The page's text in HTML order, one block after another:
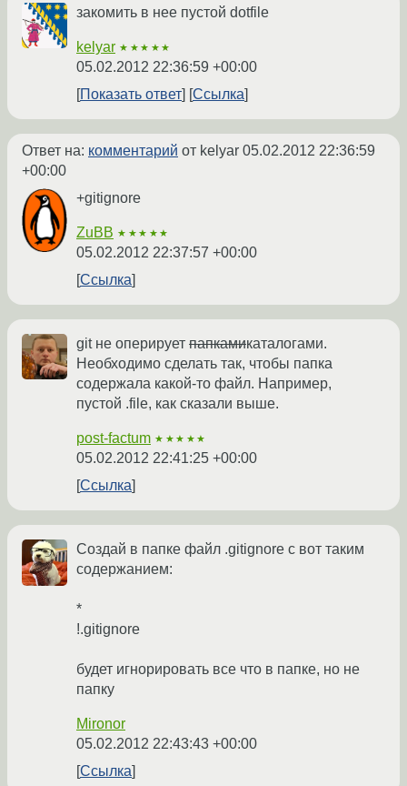
закомить в нее пустой dotfile
kelyar ★★★★★
05.02.2012 22:36:59 +00:00
Показать ответ
Ссылка
Ответ на: комментарий от kelyar 05.02.2012 22:36:59
+00:00
+gitignore
ZuBB ★★★★★
05.02.2012 22:37:57 +00:00
Ссылка
git не оперирует папкамикаталогами.
Необходимо сделать так, чтобы папка
содержала какой-то файл. Например,
пустой .file, как сказали выше.
post-factum ★★★★★
05.02.2012 22:41:25 +00:00
Ссылка
Создай в папке файл .gitignore с вот таким
содержанием:
*
!.gitignore
будет игнорировать все что в папке, но не
папку
Mironor
05.02.2012 22:43:43 +00:00
Ссылка